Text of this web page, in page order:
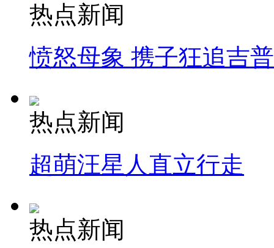
热点新闻
愤怒母象 携子狂追吉
热点新闻
超萌汪星人直立行走
热点新闻